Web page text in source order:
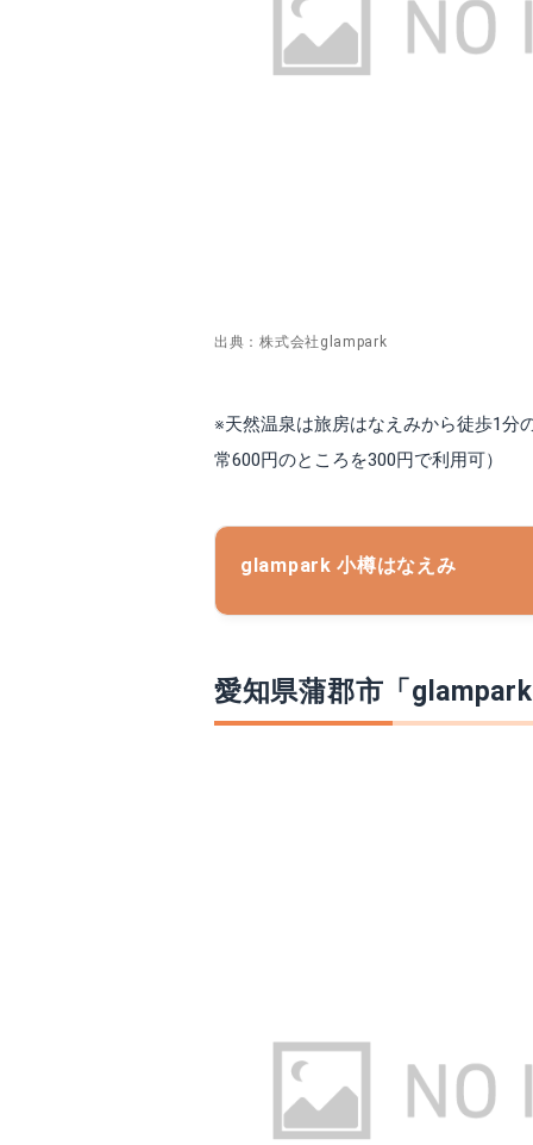
出典：株式会社glampark
※天然温泉は旅房はなえみから徒歩1分
常600円のところを300円で利用可）
glampark 小樽はなえみ
愛知県蒲郡市「glampark